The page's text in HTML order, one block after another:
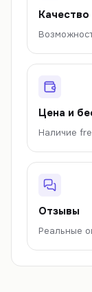
Качество
Цена и
Наличие
Отзывы
Реальные